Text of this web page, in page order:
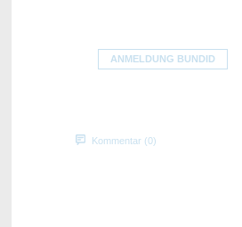
ANMELDUNG BUNDID
Kommentar (0)